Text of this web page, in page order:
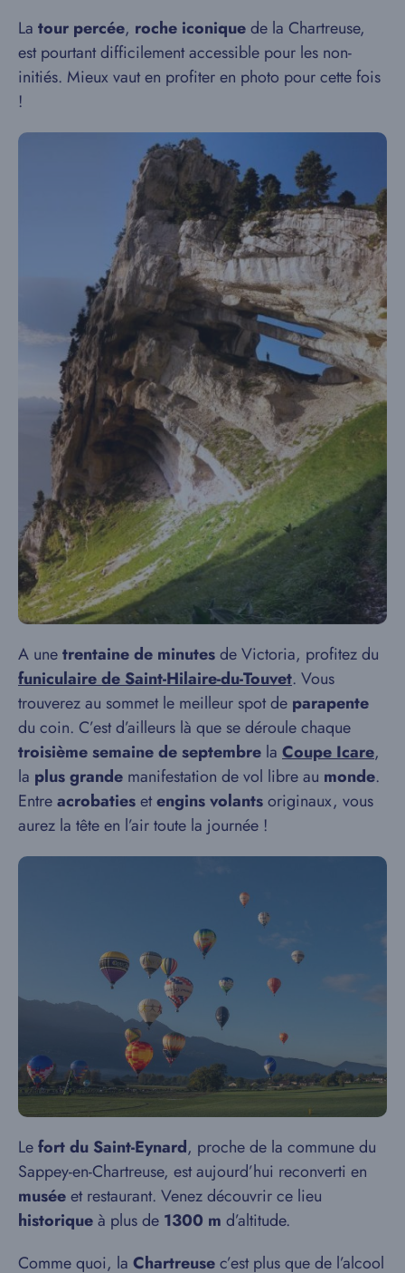
La tour percée, roche iconiquede la Chartreuse,
est pourtant difficilement accessible pour les non-
initiés. Mieux vaut en profiter en photo pour cette fois
!
A unetrentaine de minutesde Victoria, profitez du
funiculaire de Saint-Hilaire-du-Touvet. Vous
trouverez au sommet le meilleur spot de parapente
du coin. C’est d’ailleurs là que se déroule chaque
troisième semaine de septembre la Coupe Icare,
la plus grande manifestation de vol libre au monde.
Entreacrobatiesetengins volantsoriginaux, vous
aurez la tête en l’air toute la journée !
Lefort du Saint-Eynard, proche de la commune du
Sappey-en-Chartreuse, est aujourd’hui reconverti en
muséeet restaurant. Venez découvrir ce lieu
historiqueà plus de 1300 m d’altitude.
Comme quoi, la Chartreusec’est plus que de l’alcool